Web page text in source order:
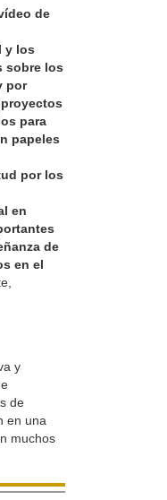
de
y los
sobre los
por
para
papeles
por los
en
de
en el
y
de
en una
muchos